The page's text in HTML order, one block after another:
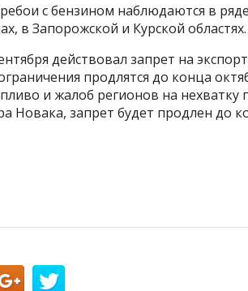
с бензином наблюдаются в
в Запорожской и Курской областях.
действовал запрет на
продлятся до конца
и жалоб регионов на нехватку
Новака, запрет будет продлен до